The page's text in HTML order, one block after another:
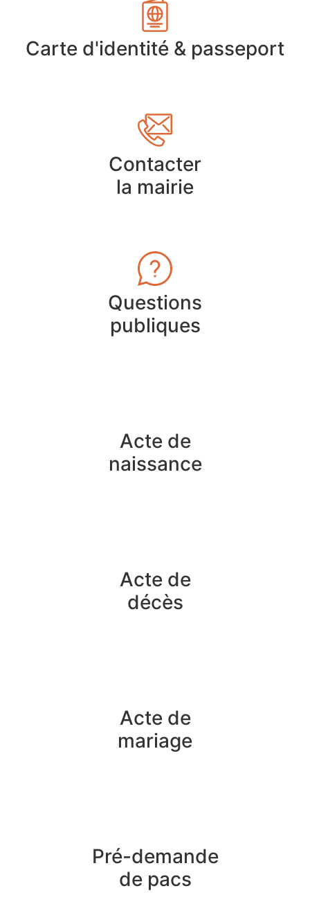
Carte d'identité & passeport
Contacter
la mairie
Questions
publiques
Acte de
naissance
Acte de
décès
Acte de
mariage
Pré-demande
de pacs